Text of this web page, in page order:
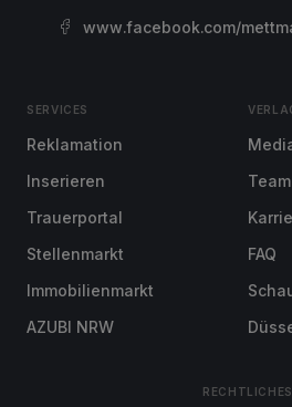
www.facebook.com/
SERVICES
Reklamation
Inserieren
Trauerportal
Stellenmarkt
Immobilienmarkt
AZUBI NRW
Team
FAQ
RECHTLICHES